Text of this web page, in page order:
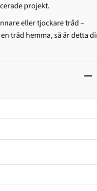
projekt.
eller tjockare tråd –
tråd hemma, så är detta